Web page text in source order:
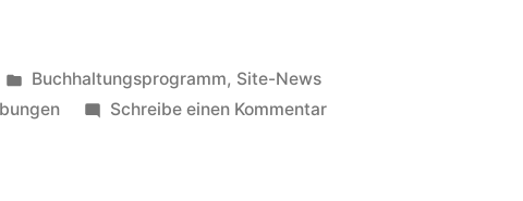
Veröffentlicht
in
Buchhaltungsprogramm, Site-News
Schreibe einen Kommentarzu